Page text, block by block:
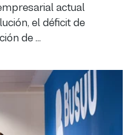
actual
el déficit de
de ...